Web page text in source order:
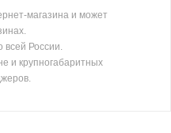
магазина и может
всей России.
и крупногабаритных